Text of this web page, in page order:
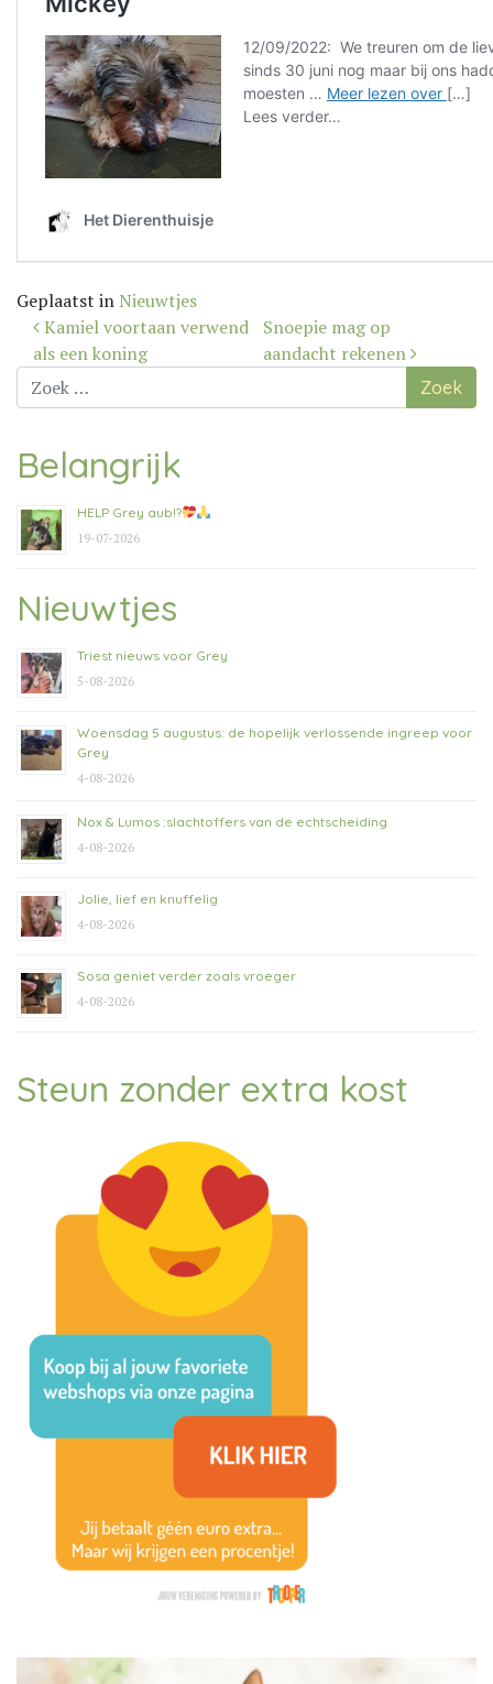
Geplaatst in Nieuwtjes
Bericht
navigatie
Kamiel voortaan verwend
als een koning
Snoepie mag op
aandacht rekenen
Zoek
naar:
Belangrijk
HELP Grey aub!?
19-07-2026
Nieuwtjes
Triest nieuws voor Grey
5-08-2026
Woensdag 5 augustus: de hopelijk verlossende ingreep voor
Grey
4-08-2026
Nox & Lumos :slachtoffers van de echtscheiding
4-08-2026
Jolie, lief en knuffelig
4-08-2026
Sosa geniet verder zoals vroeger
4-08-2026
Steun zonder extra kost